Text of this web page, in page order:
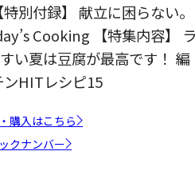
別付録】 献立に困らない。
Cooking 【特集内容】
い夏は豆腐が最高です！ 編
ンHITレシピ15
購入はこちら
クナンバー